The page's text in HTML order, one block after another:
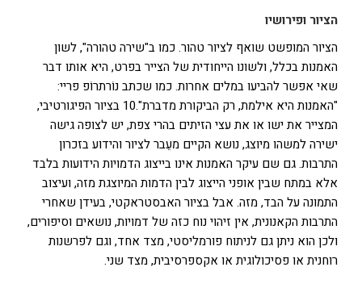
הציור ופירושיו
הציור המופשט שואף לציור טהור. כמו ב"שירה טהורה", לשון
האמנות בכלל, ולשונו הייחודית של הצייר בפרט, היא אותו דבר
שאי אפשר להביעו במלים אחרות. כמו שכתב נוֹרתרוֹפ פריי:
"האמנות היא אילמת, רק הביקורת מדברת".10 בציור הפיגורטיבי,
המצייר את ישו או את עצי הזיתים בהרי צפת, יש לצופה גישה
ישירה למשהו מיוצג, נושא הקיים מעֵבר לציור והידוע בזכרון
התרבות. גם שם עיקר האמנות אינו בייצוג הדמויות הידועות בלבד
אלא במתח שבין אופני הייצוג לבין הדמות המיוצגת מזה, ועיצוב
התמונה על הבד, מזה. אבל בציור האבסטראקטי, בעידן שאחרי
התרבות הקאנונית, אין זיהוי נוח כזה של דמויות, נושאים וסיפורים,
ולכן הוא ניתן גם לניתוח פורמליסטי, מצד אחד, וגם לפרשנות
רוחנית או פסיכולוגית או אקספרסיבית, מצד שני.